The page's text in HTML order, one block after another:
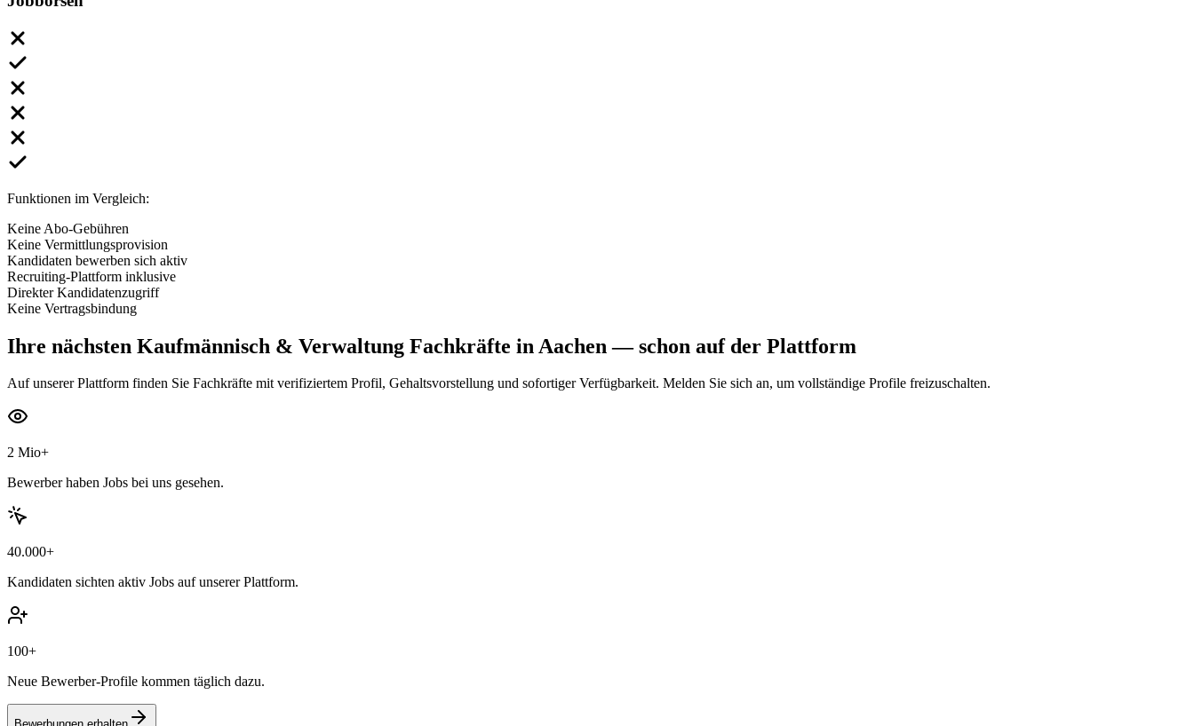
Funktionen im Vergleich:
Keine Abo-Gebühren
Keine Vermittlungsprovision
Kandidaten bewerben sich aktiv
Recruiting-Plattform inklusive
Direkter Kandidatenzugriff
Keine Vertragsbindung
Ihre nächsten Kaufmännisch & Verwaltung Fachkräfte in Aachen — schon auf der Plattform
Auf unserer Plattform finden Sie Fachkräfte mit verifiziertem Profil, Gehaltsvorstellung und sofortiger Verfügbarkeit. Melden Sie sich an, um vollständige Profile freizuschalten.
2 Mio+
Bewerber haben Jobs bei uns gesehen.
40.000+
Kandidaten sichten aktiv Jobs auf unserer Plattform.
100+
Neue Bewerber-Profile kommen täglich dazu.